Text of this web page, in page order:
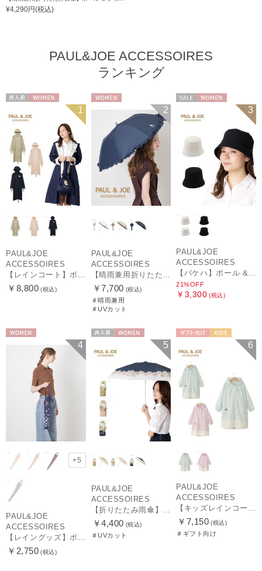
¥4,290円(税込)
PAUL&JOE ACCESSOIRES
ランキング
1
PAUL&JOE
ACCESSOIRES
￥8,800 (税込)
2
PAUL&JOE
ACCESSOIRES
￥7,700 (税込)
＃晴雨兼用
＃UVカット
3
PAUL&JOE
ACCESSOIRES
【バケハ】ポール & ジョー (PAUL & JOE ACCESSOIRES) レースバケハ
21%OFF
￥3,300 (税込)
4
+5
PAUL&JOE
ACCESSOIRES
【レイングッズ】ポール & ジョー (PAUL & JOE ACCESSOIRES) ドット ヌネット 猫 傘袋 【公式ムーンバット】 撥水 吸水 折りたたみ傘 長傘 長短タイプ 兼用
￥2,750 (税込)
5
PAUL&JOE
ACCESSOIRES
【折りたたみ雨傘】ポール & ジョー (PAUL & JOE ACCESSOIRES) クリザンテーム コンパクト UV
￥4,400 (税込)
＃UVカット
6
PAUL&JOE
ACCESSOIRES
【キッズレインコート】ポール＆ジョー（PAUL & JOE ACCESSOIRES）ワンポイントヌネット
￥7,150 (税込)
＃ギフト向け